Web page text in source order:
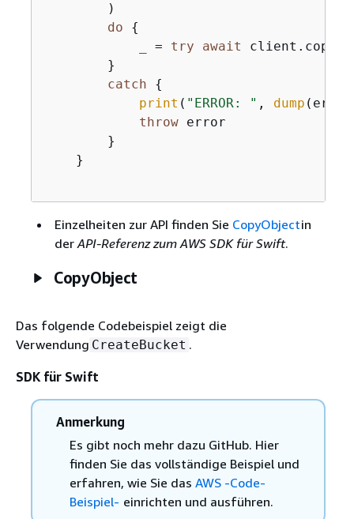
        )
do
{
= try await
        }
catch
{
print ( "ERROR: " , dump
throw error
        }
    }
Einzelheiten zur API finden Sie CopyObjectin
derAPI-Referenz zum AWS SDK für Swift.
CopyObject
Das folgende Codebeispiel zeigt die
Verwendung CreateBucket .
SDK für Swift
Anmerkung
Es gibt noch mehr dazu GitHub. Hier
finden Sie das vollständige Beispiel und
erfahren, wie Sie das AWS -Code-
Beispiel- einrichten und ausführen.